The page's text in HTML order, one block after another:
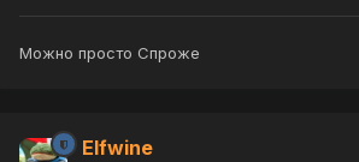
Можно просто Спроже
Elfwine